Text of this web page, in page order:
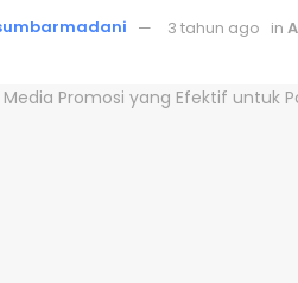
3 tahun ago in